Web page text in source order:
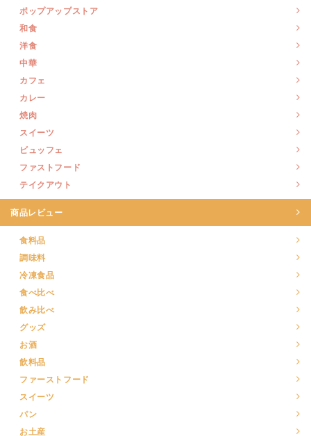
ポップアップストア
和食
洋食
中華
カフェ
カレー
焼肉
スイーツ
ビュッフェ
ファストフード
テイクアウト
商品レビュー
食料品
調味料
冷凍食品
食べ比べ
飲み比べ
グッズ
お酒
飲料品
ファーストフード
スイーツ
パン
お土産